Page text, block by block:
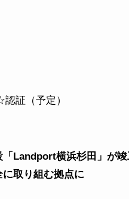
証（予定）
Landport横浜杉田」が
取り組む拠点に